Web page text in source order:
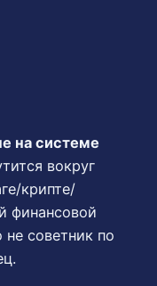
на системе
вокруг
крипте/
финансовой
советник по